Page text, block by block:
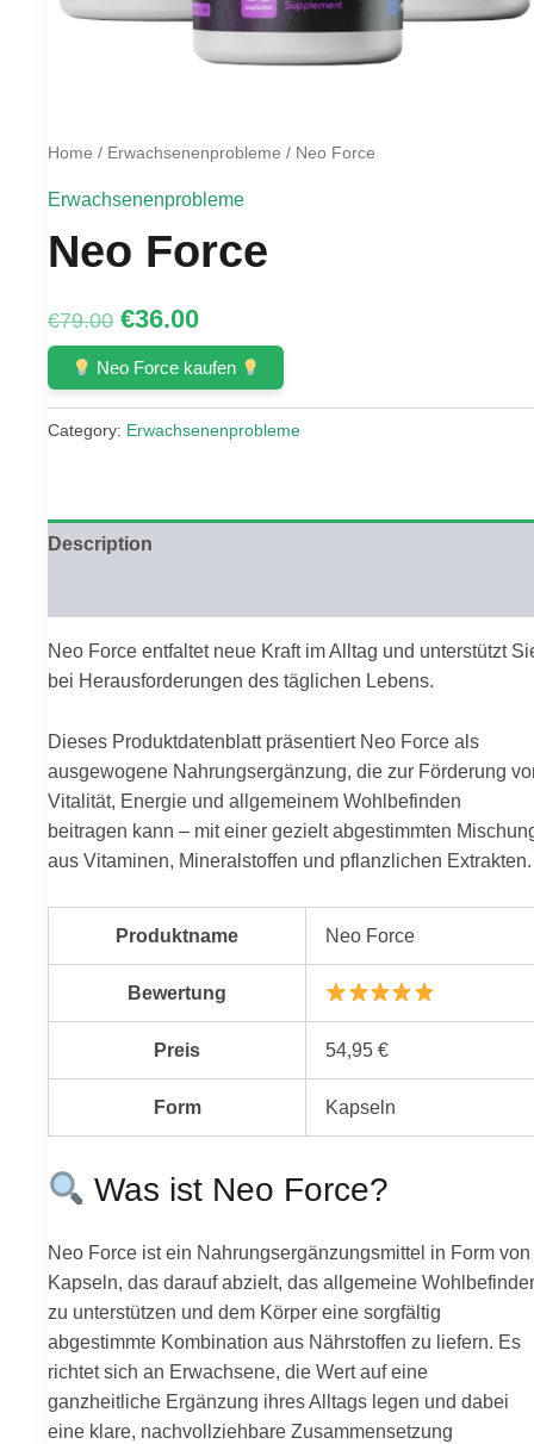
Home / Erwachsenenprobleme / Neo Force
Erwachsenenprobleme
Neo Force
€79.00 Original
price
was:
€79.00.
€36.00Current
price
is:
€36.00.
Neo Force kaufen
Category: Erwachsenenprobleme
Description
Neo Force entfaltet neue Kraft im Alltag und unterstützt
bei Herausforderungen des täglichen Lebens.
Dieses Produktdatenblatt präsentiert Neo Force als
ausgewogene Nahrungsergänzung, die zur Förderung
Vitalität, Energie und allgemeinem Wohlbefinden
beitragen kann – mit einer gezielt abgestimmten
aus Vitaminen, Mineralstoffen und pflanzlichen Extrakten.
Produktname Neo Force
Bewertung
Preis 54,95 €
Form Kapseln
Was ist Neo Force?
Neo Force ist ein Nahrungsergänzungsmittel in Form von
Kapseln, das darauf abzielt, das allgemeine
zu unterstützen und dem Körper eine sorgfältig
abgestimmte Kombination aus Nährstoffen zu liefern. Es
richtet sich an Erwachsene, die Wert auf eine
ganzheitliche Ergänzung ihres Alltags legen und dabei
eine klare, nachvollziehbare Zusammensetzung